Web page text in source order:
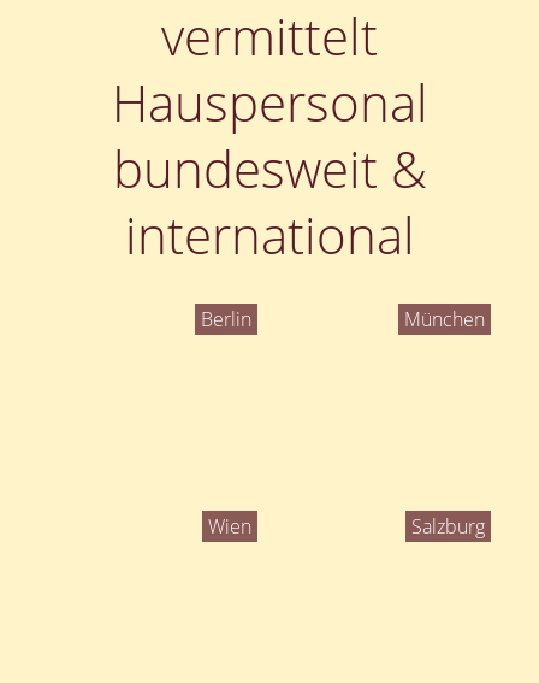
vermittelt
Hauspersonal
bundesweit &
international
Berlin München
Wien Salzburg